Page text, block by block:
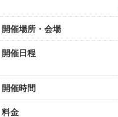
開催場所・会場
開催日程
開催時間
料金